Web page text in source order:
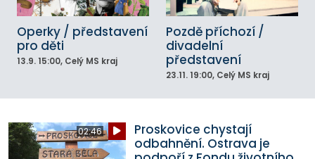
Operky / představení
pro děti
13.9. 15:00, Celý MS kraj
Pozdě příchozí /
divadelní
představení
23.11. 19:00, Celý MS kraj
02:46
Proskovice chystají
odbahnění. Ostrava je